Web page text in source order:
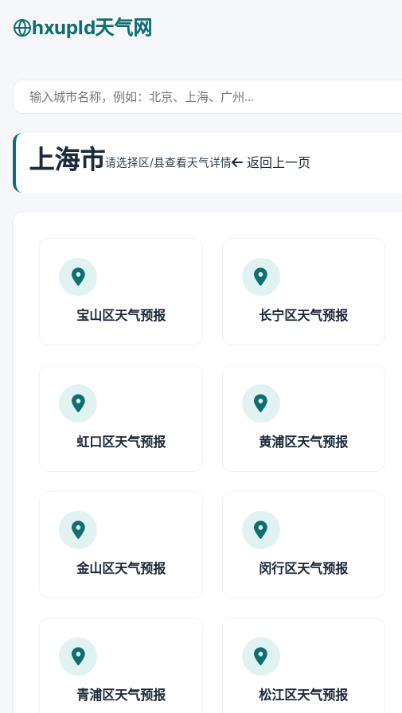
hxupld天气网
上海市请选择区/县查看天气详情 返回上一页
宝山区天气预报 长宁区天气预报
虹口区天气预报 黄浦区天气预报
金山区天气预报 闵行区天气预报
青浦区天气预报 松江区天气预报